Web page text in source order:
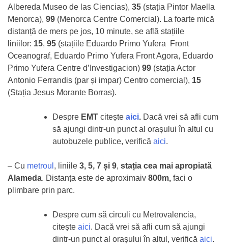
Albereda Museo de las Ciencias), 35 (stația Pintor Maella
Menorca), 99 (Menorca Centre Comercial). La foarte mică
distanță de mers pe jos, 10 minute, se află stațiile
liniilor: 15, 95 (stațiile Eduardo Primo Yufera Front
Oceanograf, Eduardo Primo Yufera Front Agora, Eduardo
Primo Yufera Centre d’Investigacion) 99 (stația Actor
Antonio Ferrandis (par și impar) Centro comercial), 15
(Stația Jesus Morante Borras).
Despre EMT citește aici. Dacă vrei să afli cum
să ajungi dintr-un punct al orașului în altul cu
autobuzele publice, verifică aici.
– Cu metroul , liniile 3, 5, 7 și 9, stația cea mai apropiată
Alameda. Distanța este de aproximaiv 800m, faci o
plimbare prin parc.
Despre cum să circuli cu Metrovalencia,
citește aici. Dacă vrei să afli cum să ajungi
dintr-un punct al orașului în altul, verifică aici.